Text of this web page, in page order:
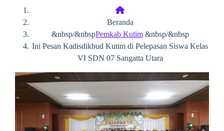
Beranda
&nbsp/&nbspPemkab Kutim&nbsp/&nbsp
Ini Pesan Kadisdikbud Kutim di Pelepasan Siswa Kelas
VI SDN 07 Sangatta Utara